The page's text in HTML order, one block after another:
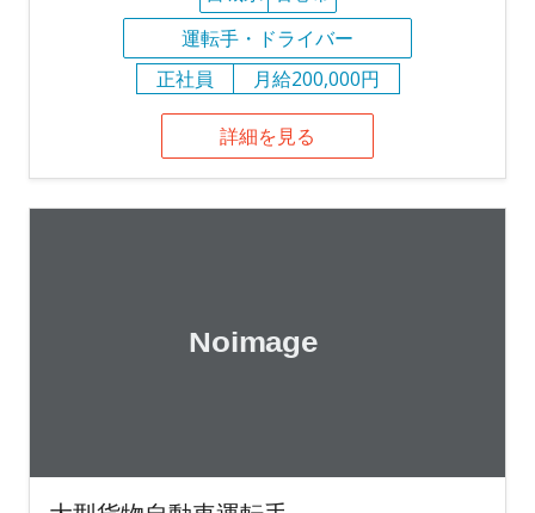
運転手・ドライバー
正社員
月給200,000円
詳細を見る